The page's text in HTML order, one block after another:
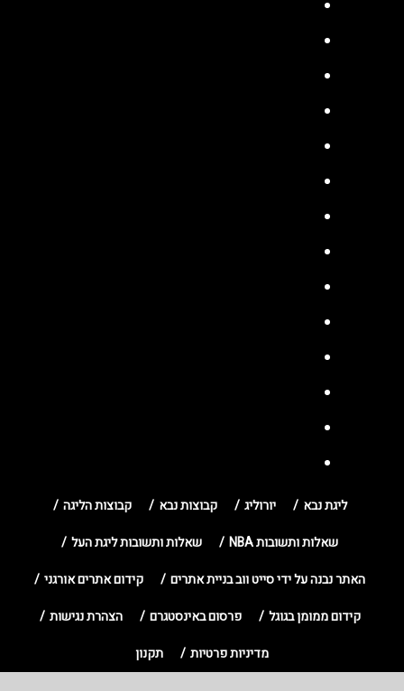
ליגת נבא יורוליג קבוצות נבא
קבוצות הליגה
שאלות ותשובות NBA
שאלות ותשובות ליגת העל
האתר נבנה על ידי סייט ווב בניית אתרים
קידום אתרים אורגני
קידום ממומן בגוגל
פרסום באינסטגרם
הצהרת נגישות
מדיניות פרטיות
תקנון